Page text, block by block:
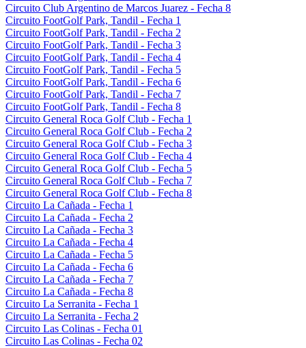
Circuito Club Argentino de Marcos Juarez - Fecha 8
Circuito FootGolf Park, Tandil - Fecha 1
Circuito FootGolf Park, Tandil - Fecha 2
Circuito FootGolf Park, Tandil - Fecha 3
Circuito FootGolf Park, Tandil - Fecha 4
Circuito FootGolf Park, Tandil - Fecha 5
Circuito FootGolf Park, Tandil - Fecha 6
Circuito FootGolf Park, Tandil - Fecha 7
Circuito FootGolf Park, Tandil - Fecha 8
Circuito General Roca Golf Club - Fecha 1
Circuito General Roca Golf Club - Fecha 2
Circuito General Roca Golf Club - Fecha 3
Circuito General Roca Golf Club - Fecha 4
Circuito General Roca Golf Club - Fecha 5
Circuito General Roca Golf Club - Fecha 7
Circuito General Roca Golf Club - Fecha 8
Circuito La Cañada - Fecha 1
Circuito La Cañada - Fecha 2
Circuito La Cañada - Fecha 3
Circuito La Cañada - Fecha 4
Circuito La Cañada - Fecha 5
Circuito La Cañada - Fecha 6
Circuito La Cañada - Fecha 7
Circuito La Cañada - Fecha 8
Circuito La Serranita - Fecha 1
Circuito La Serranita - Fecha 2
Circuito Las Colinas - Fecha 01
Circuito Las Colinas - Fecha 02